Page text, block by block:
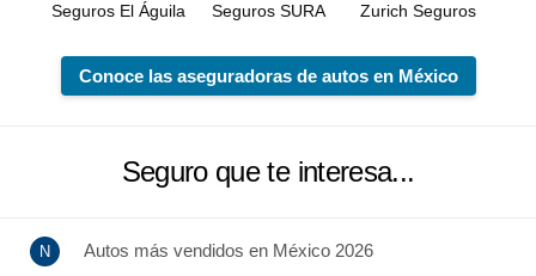
Seguros El Águila Seguros SURA Zurich Seguros
Conoce las aseguradoras de autos en México
Seguro que te interesa...
Autos más vendidos en México 2026